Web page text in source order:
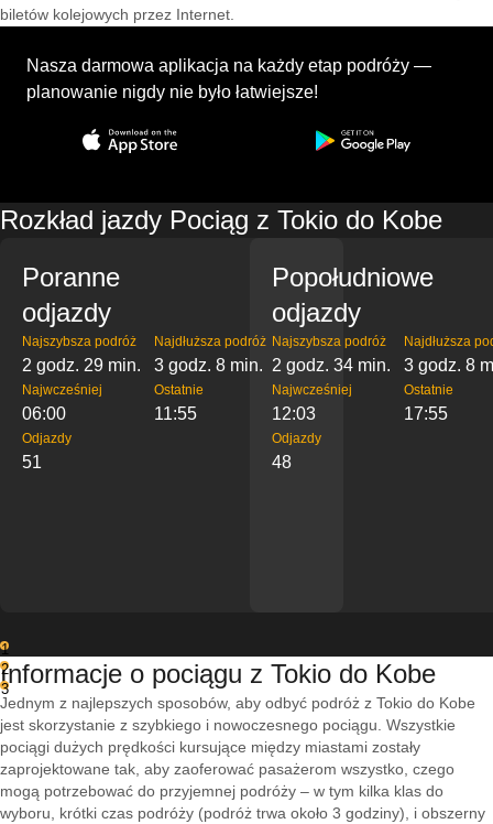
biletów kolejowych przez Internet.
Nasza darmowa aplikacja na każdy etap podróży —
planowanie nigdy nie było łatwiejsze!
Rozkład jazdy Pociąg z Tokio do Kobe
Poranne
odjazdy
Najszybsza podróż
2 godz. 29 min.
Najdłuższa podróż
3 godz. 8 min.
Najwcześniej
06:00
Ostatnie
11:55
Odjazdy
51
Popołudniowe
odjazdy
Najszybsza podróż
2 godz. 34 min.
Najdłuższa
3 godz. 8
Najwcześniej
12:03
Ostatnie
17:55
Odjazdy
48
1
2
3
Informacje o pociągu z Tokio do Kobe
Jednym z najlepszych sposobów, aby odbyć podróż z Tokio do Kobe
jest skorzystanie z szybkiego i nowoczesnego pociągu. Wszystkie
pociągi dużych prędkości kursujące między miastami zostały
zaprojektowane tak, aby zaoferować pasażerom wszystko, czego
mogą potrzebować do przyjemnej podróży – w tym kilka klas do
wyboru, krótki czas podróży (podróż trwa około 3 godziny), i obszerny